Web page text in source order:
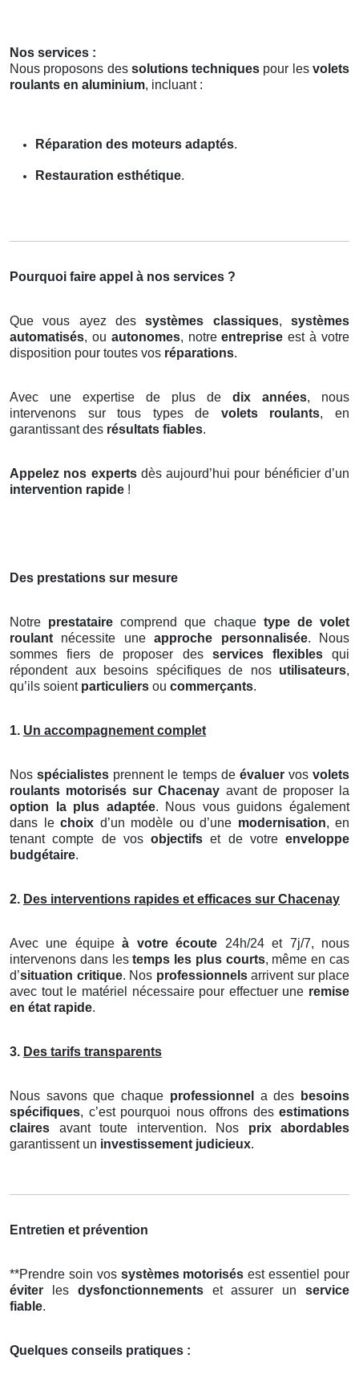
Nos services :
Nous proposons des solutions techniques pour lesvolets
roulants en aluminium, incluant :
Réparation des moteurs adaptés.
Restauration esthétique.
Pourquoi faire appel à nos services ?
Que vous ayez dessystèmes classiques,systèmes
automatisés, ou autonomes, notreentreprise est à votre
disposition pour toutes vos réparations.
Avec une expertise de plus de dix années, nous
intervenons sur tous types de volets roulants, en
garantissant des résultats fiables.
Appelez nos expertsdès aujourd’hui pour bénéficier d’un
intervention rapide !
Des prestations sur mesure
Notre prestataire comprend que chaque type de volet
roulant nécessite uneapproche personnalisée. Nous
sommes fiers de proposer des services flexiblesqui
répondent aux besoins spécifiques de nos utilisateurs,
qu’ils soient particuliers ou commerçants.
1. Un accompagnement complet
Nosspécialistes prennent le temps de évaluervos volets
roulants motorisés sur Chacenay avant de proposer la
option la plus adaptée. Nous vous guidons également
dans le choix d’un modèle ou d’une modernisation, en
tenant compte de vos objectifs et de votre enveloppe
budgétaire.
2. Des interventions rapides et efficaces sur Chacenay
Avec une équipeà votre écoute 24h/24 et 7j/7, nous
intervenons dans lestemps les plus courts, même en cas
d’situation critique. Nos professionnelsarrivent sur place
avec tout le matériel nécessaire pour effectuer une remise
en état rapide.
3. Des tarifs transparents
Nous savons que chaque professionnel a des
besoins
spécifiques, c’est pourquoi nous offrons des estimations
claires avant toute intervention. Nos prix abordables
garantissent un investissement judicieux.
Entretien et prévention
**Prendre soin vos systèmes motorisés est essentiel pour
éviter les dysfonctionnementset assurer unservice
fiable.
Quelques conseils pratiques :